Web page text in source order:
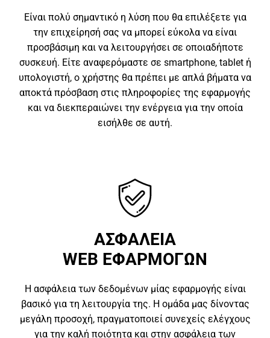
Είναι πολύ σημαντικό η λύση που θα επιλέξετε για
την επιχείρησή σας να μπορεί εύκολα να είναι
προσβάσιμη και να λειτουργήσει σε οποιαδήποτε
συσκευή. Είτε αναφερόμαστε σε smartphone, tablet ή
υπολογιστή, ο χρήστης θα πρέπει με απλά βήματα να
αποκτά πρόσβαση στις πληροφορίες της εφαρμογής
και να διεκπεραιώνει την ενέργεια για την οποία
εισήλθε σε αυτή.
ΑΣΦΑΛΕΙΑ
WEB ΕΦΑΡΜΟΓΩΝ
Η ασφάλεια των δεδομένων μίας εφαρμογής είναι
βασικό για τη λειτουργία της. Η ομάδα μας δίνοντας
μεγάλη προσοχή, πραγματοποιεί συνεχείς ελέγχους
για την καλή ποιότητα και στην ασφάλεια των